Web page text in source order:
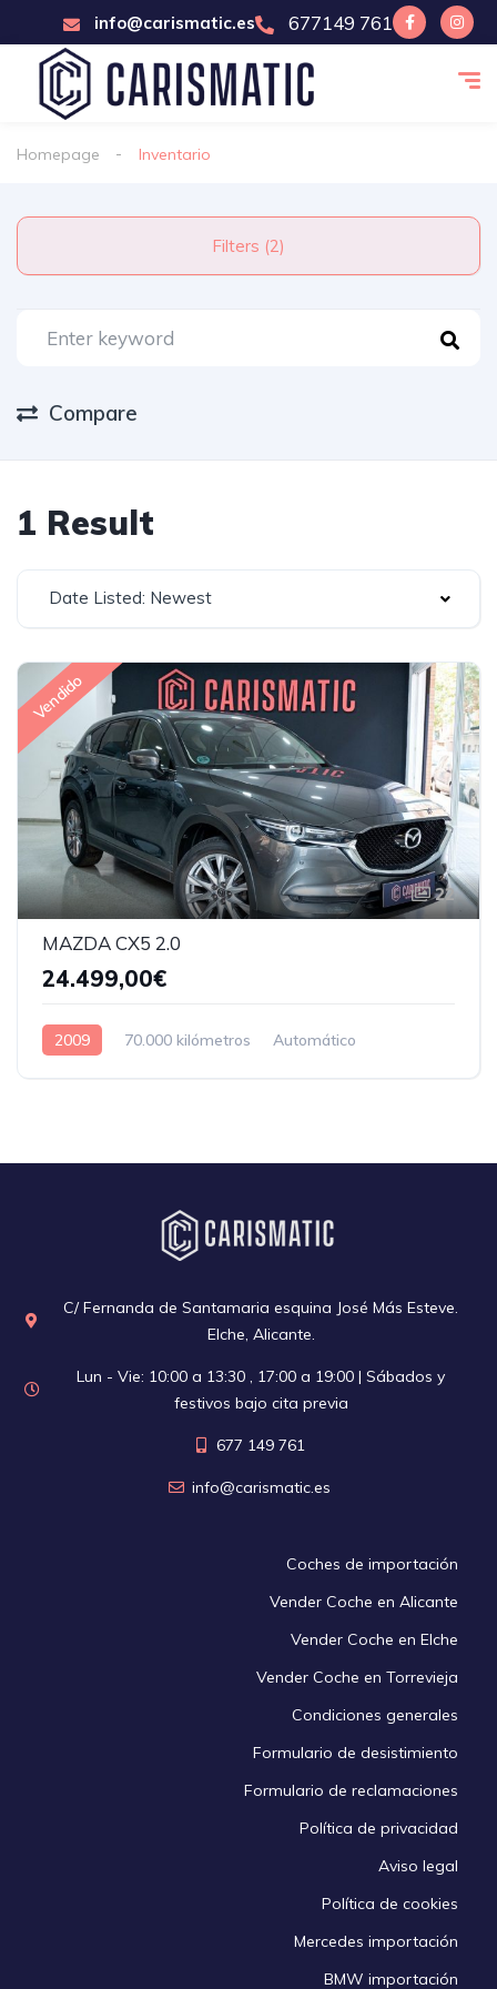
info@carismatic.es 677149 761
Homepage Inventario
Filters (2)
Compare
1 Result
Date Listed: Newest
Vendido
22
MAZDA CX5 2.0
24.499,00€
2009 70.000 kilómetros
Automático
C/ Fernanda de Santamaria esquina José Más Esteve.
Elche, Alicante.
Lun - Vie: 10:00 a 13:30 , 17:00 a 19:00 | Sábados y
festivos bajo cita previa
677 149 761
info@carismatic.es
Coches de importación
Vender Coche en Alicante
Vender Coche en Elche
Vender Coche en Torrevieja
Condiciones generales
Formulario de desistimiento
Formulario de reclamaciones
Política de privacidad
Aviso legal
Política de cookies
Mercedes importación
BMW importación